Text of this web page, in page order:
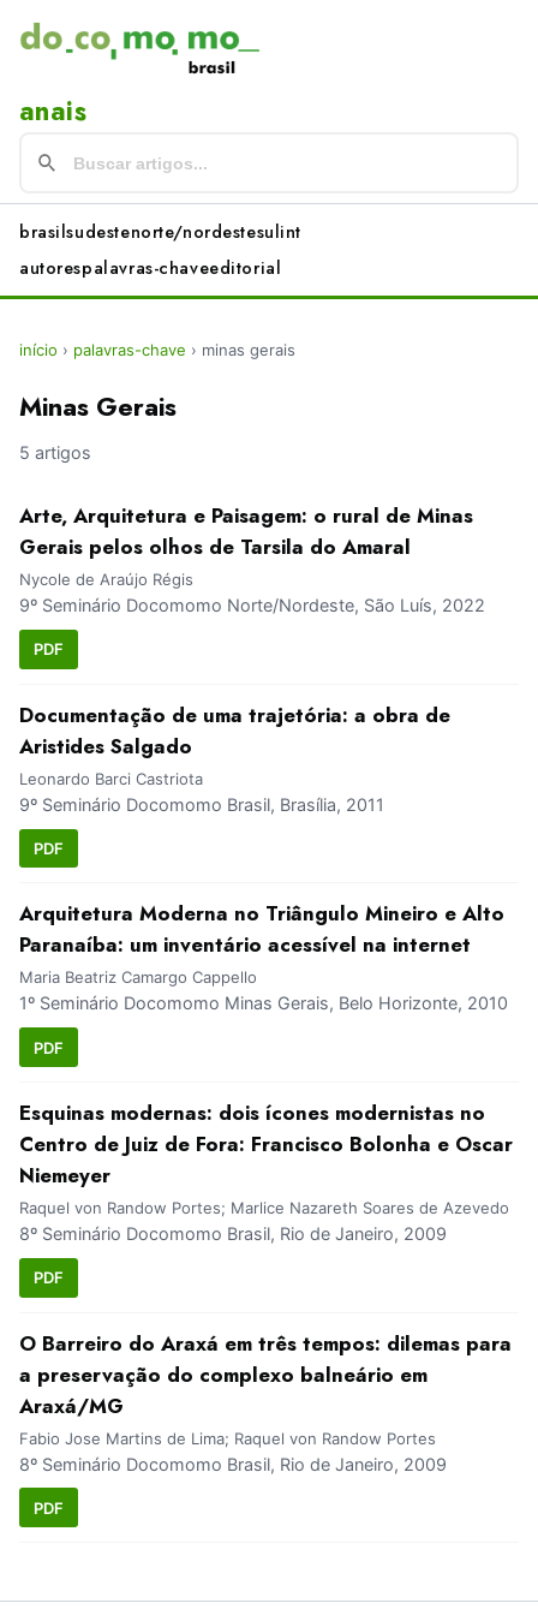
anais
brasilsudestenorte/nordestesulint
autorespalavras-chaveeditorial
início › palavras-chave › minas gerais
Minas Gerais
5 artigos
Arte, Arquitetura e Paisagem: o rural de Minas
Gerais pelos olhos de Tarsila do Amaral
Nycole de Araújo Régis
9º Seminário Docomomo Norte/Nordeste, São Luís, 2022
PDF
Documentação de uma trajetória: a obra de
Aristides Salgado
Leonardo Barci Castriota
9º Seminário Docomomo Brasil, Brasília, 2011
PDF
Arquitetura Moderna no Triângulo Mineiro e Alto
Paranaíba: um inventário acessível na internet
Maria Beatriz Camargo Cappello
1º Seminário Docomomo Minas Gerais, Belo Horizonte, 2010
PDF
Esquinas modernas: dois ícones modernistas no
Centro de Juiz de Fora: Francisco Bolonha e Oscar
Niemeyer
Raquel von Randow Portes; Marlice Nazareth Soares de Azevedo
8º Seminário Docomomo Brasil, Rio de Janeiro, 2009
PDF
O Barreiro do Araxá em três tempos: dilemas para
a preservação do complexo balneário em
Araxá/MG
Fabio Jose Martins de Lima; Raquel von Randow Portes
8º Seminário Docomomo Brasil, Rio de Janeiro, 2009
PDF